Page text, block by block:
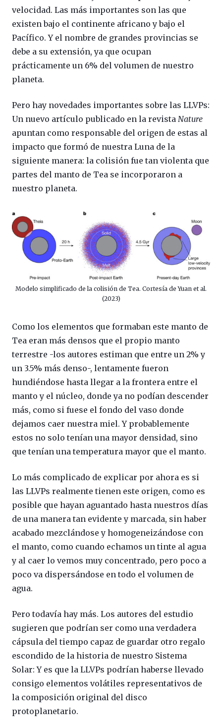
velocidad. Las más importantes son las que
existen bajo el continente africano y bajo el
Pacífico. Y el nombre de grandes provincias se
debe a su extensión, ya que ocupan
prácticamente un 6% del volumen de nuestro
planeta.
Pero hay novedades importantes sobre las LLVPs:
Un nuevo artículo publicado en la revista Nature
apuntan como responsable del origen de estas al
impacto que formó de nuestra Luna de la
siguiente manera: la colisión fue tan violenta que
partes del manto de Tea se incorporaron a
nuestro planeta.
Modelo simplificado de la colisión de Tea. Cortesía de Yuan et al.
(2023)
Como los elementos que formaban este manto de
Tea eran más densos que el propio manto
terrestre -los autores estiman que entre un 2% y
un 3.5% más denso-, lentamente fueron
hundiéndose hasta llegar a la frontera entre el
manto y el núcleo, donde ya no podían descender
más, como si fuese el fondo del vaso donde
dejamos caer nuestra miel. Y probablemente
estos no solo tenían una mayor densidad, sino
que tenían una temperatura mayor que el manto.
Lo más complicado de explicar por ahora es si
las LLVPs realmente tienen este origen, como es
posible que hayan aguantado hasta nuestros días
de una manera tan evidente y marcada, sin haber
acabado mezclándose y homogeneizándose con
el manto, como cuando echamos un tinte al agua
y al caer lo vemos muy concentrado, pero poco a
poco va dispersándose en todo el volumen de
agua.
Pero todavía hay más. Los autores del estudio
sugieren que podrían ser como una verdadera
cápsula del tiempo capaz de guardar otro regalo
escondido de la historia de nuestro Sistema
Solar: Y es que la LLVPs podrían haberse llevado
consigo elementos volátiles representativos de
la composición original del disco
protoplanetario.